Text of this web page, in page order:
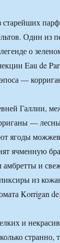
старейших
Один из
о
Eau de
—
Галлии,
—
ягоды
ячменную
и
из
Korrigan
и